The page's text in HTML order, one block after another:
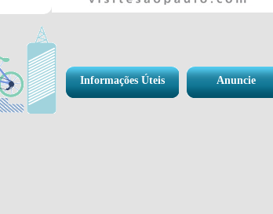
Informações Úteis Anuncie